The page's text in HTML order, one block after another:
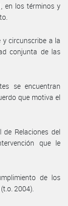
en los términos y
circunscribe a la
conjunta de las
se encuentran
que motiva el
Relaciones del
que le
de los
2004).